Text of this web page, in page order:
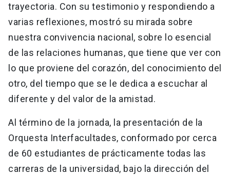
trayectoria. Con su testimonio y respondiendo a
varias reflexiones, mostró su mirada sobre
nuestra convivencia nacional, sobre lo esencial
de las relaciones humanas, que tiene que ver con
lo que proviene del corazón, del conocimiento del
otro, del tiempo que se le dedica a escuchar al
diferente y del valor de la amistad.
Al término de la jornada, la presentación de la
Orquesta Interfacultades, conformado por cerca
de 60 estudiantes de prácticamente todas las
carreras de la universidad, bajo la dirección del